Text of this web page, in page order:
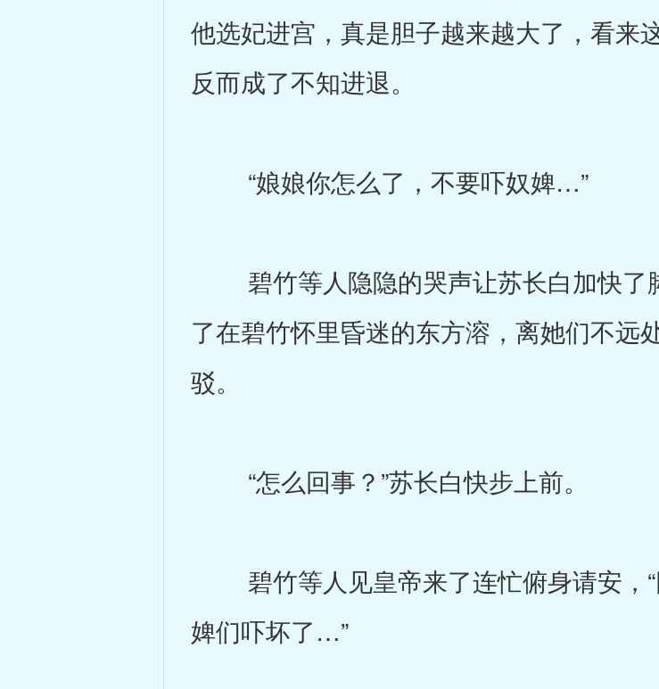
他选妃进宫，真是胆子越来越大了，看来
反而成了不知进退。
“娘娘你怎么了，不要吓奴婢…”
碧竹等人隐隐的哭声让苏长白加快了
了在碧竹怀里昏迷的东方溶，离她们不远
驳。
“怎么回事？”苏长白快步上前。
碧竹等人见皇帝来了连忙俯身请安，“
婢们吓坏了…”